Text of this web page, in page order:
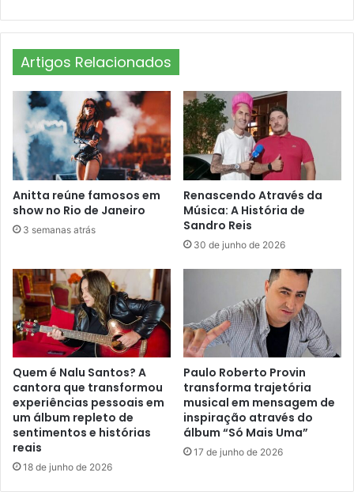
Artigos Relacionados
Anitta reúne famosos em
show no Rio de Janeiro
3 semanas atrás
Renascendo Através da
Música: A História de
Sandro Reis
30 de junho de 2026
Quem é Nalu Santos? A
cantora que transformou
experiências pessoais em
um álbum repleto de
sentimentos e histórias
reais
18 de junho de 2026
Paulo Roberto Provin
transforma trajetória
musical em mensagem de
inspiração através do
álbum “Só Mais Uma”
17 de junho de 2026